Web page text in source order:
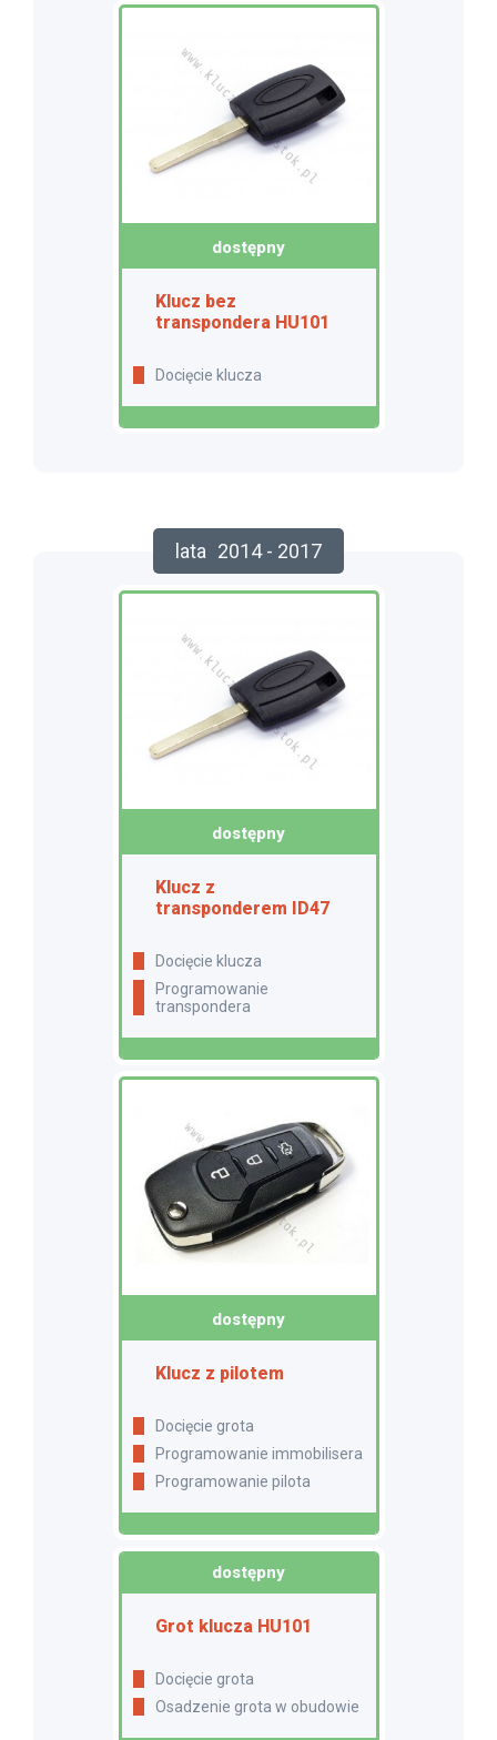
dostępny
Klucz bez
transpondera HU101
Docięcie klucza
lata 2014 - 2017
dostępny
Klucz z
transponderem ID47
docięcie klucza
programowanie
transpondera
dostępny
Klucz z pilotem
Docięcie grota
Programowanie immobilisera
Programowanie pilota
dostępny
Grot klucza HU101
Docięcie grota
Osadzenie grota w obudowie